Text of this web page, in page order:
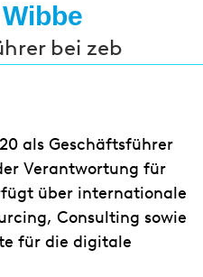
bei zeb
als Geschäftsführer
Verantwortung für
über internationale
Consulting sowie
für die digitale